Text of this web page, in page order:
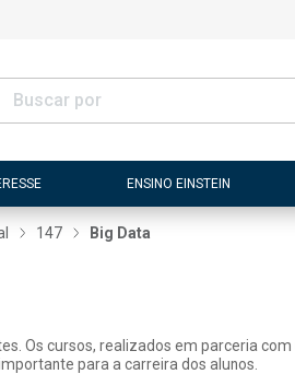
ENSINO EINSTEIN
147 Big Data
Os cursos, realizados em parceria
para a carreira dos alunos.